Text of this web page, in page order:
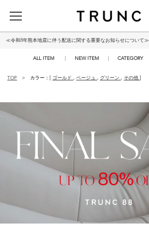
≪令和8年熊本地震に伴う配送に関する重要なお知らせについて≫
ALL ITEM NEW ITEM CATEGORY
TOP カラー：[ ゴールド , ベージュ , グリーン , その他